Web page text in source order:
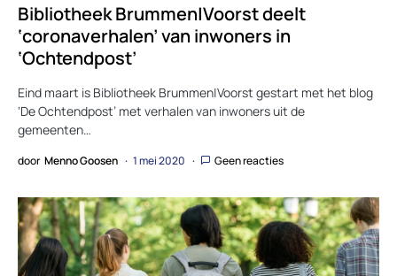
Bibliotheek Brummen|Voorst deelt
‘coronaverhalen’ van inwoners in
‘Ochtendpost’
Eind maart is Bibliotheek Brummen|Voorst gestart met het blog
‘De Ochtendpost’ met verhalen van inwoners uit de
gemeenten…
door Menno Goosen 1 mei 2020 Geen reacties